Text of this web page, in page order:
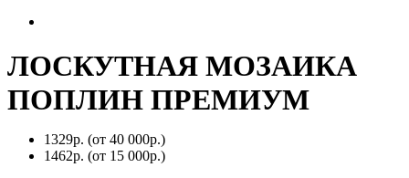
ЛОСКУТНАЯ МОЗАИКА
ПОПЛИН ПРЕМИУМ
1329р. (от 40 000р.)
1462р. (от 15 000р.)